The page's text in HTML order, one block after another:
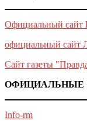
Официальный
официальный
Сайт газеты
ОФИЦИАЛЬНЫЕ
Info-rm